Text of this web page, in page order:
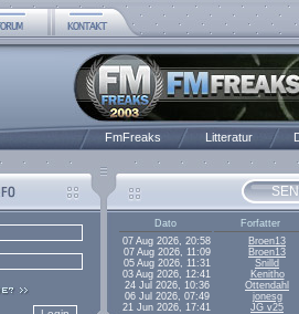
FmFreaks Litteratur
Dato
Forfatter
07 Aug 2026, 20:58
Broen13
07 Aug 2026, 11:09
Broen13
05 Aug 2026, 11:31
Snilld
03 Aug 2026, 12:41
Kenitho
24 Jul 2026, 10:36
Ottendahl
06 Jul 2026, 07:49
jonesg
21 Jun 2026, 17:41
JG v25